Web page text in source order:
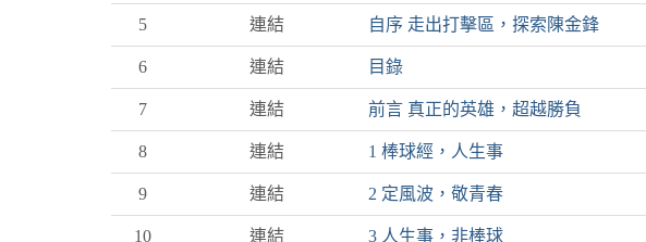
5 連結 自序 走出打擊區，探索陳金鋒
6 連結 目錄
7 連結 前言 真正的英雄，超越勝負
8 連結 1 棒球經，人生事
9 連結 2 定風波，敬青春
10 連結 3 人生事，非棒球